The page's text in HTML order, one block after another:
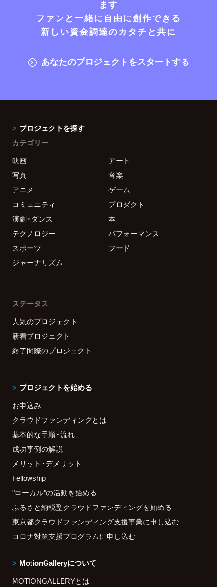
ます
ファンと一緒に自由に創作できる
新しい資金調達のカタチと共に
あなたのプロジェクトをスタートする
プロジェクトを探す
カテゴリー
映画
アート
写真
音楽
アニメ
ゲーム
コミュニティ
プロダクト
演劇・ダンス
本
テクノロジー
パフォーマンス
スポーツ
フード
ジャーナリズム
ステータス
人気のプロジェクト
新着プロジェクト
終了間際のプロジェクト
プロジェクトを始める
お申込み
クラウドファンディングとは
基本的な手順・流れ
成功事例の解説
メリット・デメリット
Fellowship
"ローカル"の活動を始める
ふるさと納税型クラウドファンディングを始める
東京都クラウドファンディング支援事業に申し込む
コロナ対策支援プログラムに申し込む
MotionGalleryについて
MOTIONGALLERYとは